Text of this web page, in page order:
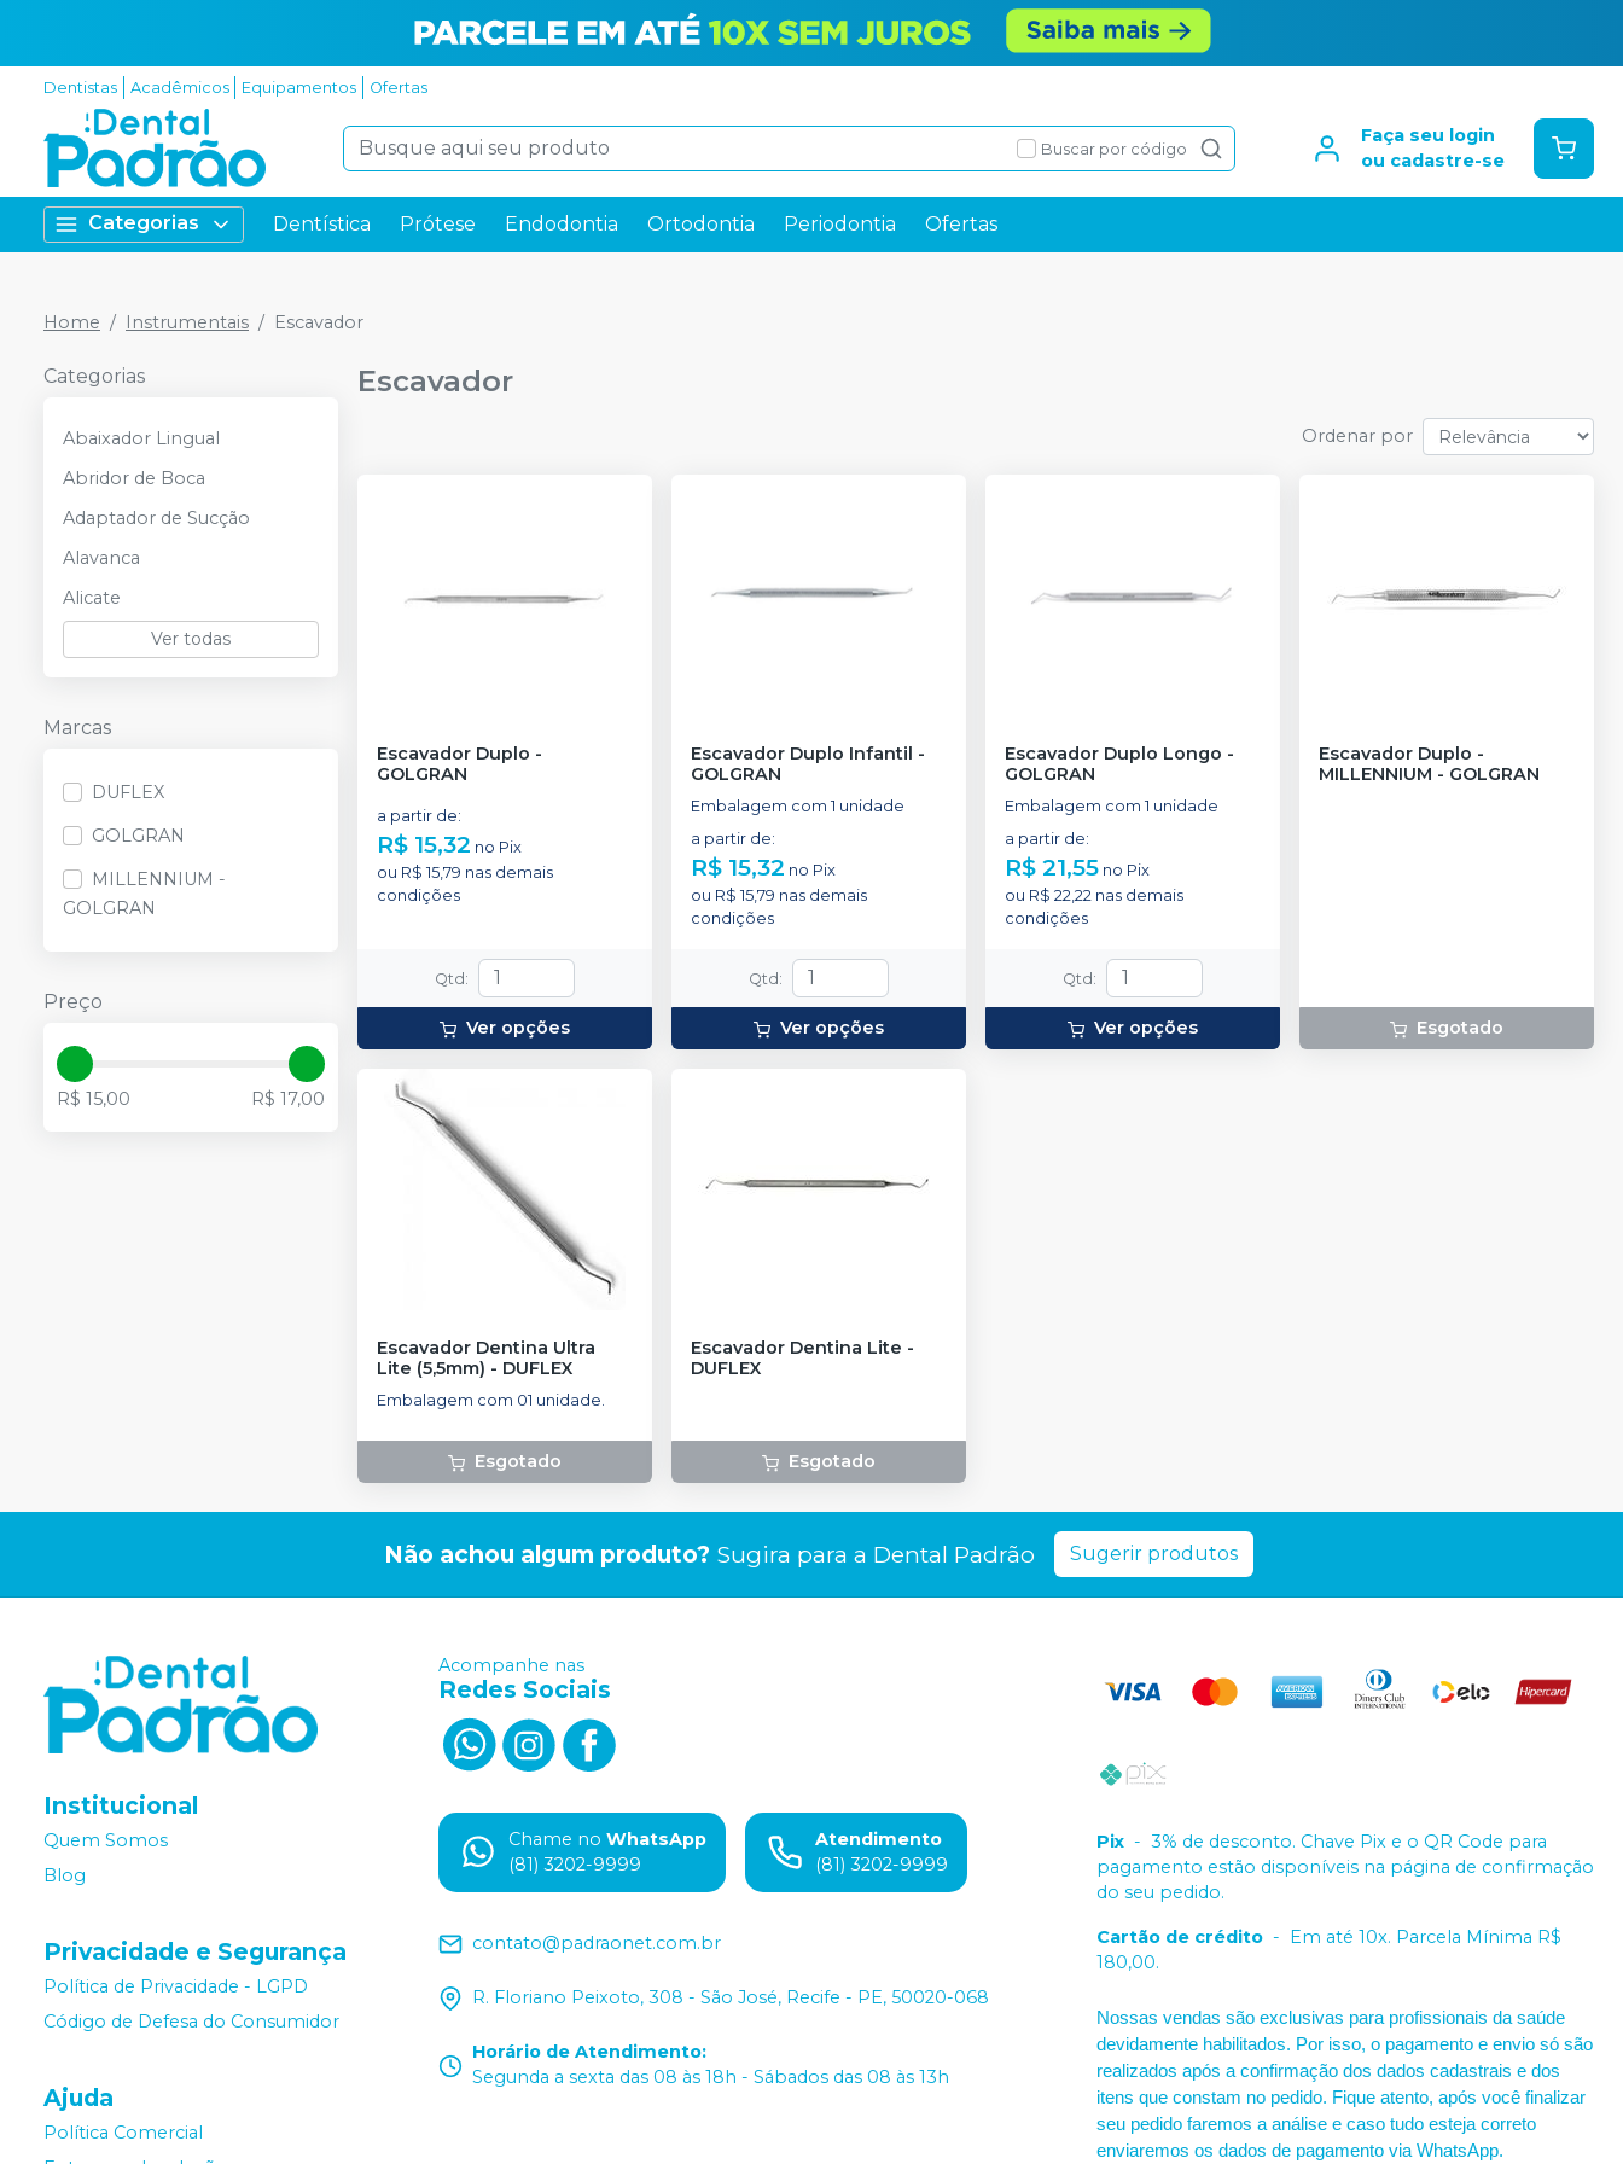
Dentistas Acadêmicos Equipamentos Ofertas
Buscar por código
Faça seu login
ou cadastre-se
Categorias Dentística Prótese Endodontia Ortodontia Periodontia Ofertas
Home Instrumentais Escavador
Categorias
Abaixador Lingual
Abridor de Boca
Adaptador de Sucção
Alavanca
Alicate
Ver todas
Marcas
DUFLEX
GOLGRAN
MILLENNIUM -
GOLGRAN
Preço
R$ 15,00 R$ 17,00
Escavador
Ordenar por
Escavador Duplo -
GOLGRAN
a partir de:
R$ 15,32 no Pix
ou R$ 15,79 nas demais
condições
Qtd:
Ver opções
Escavador Duplo Infantil -
GOLGRAN
Embalagem com 1 unidade
a partir de:
R$ 15,32 no Pix
ou R$ 15,79 nas demais
condições
Qtd:
Ver opções
Escavador Duplo Longo -
GOLGRAN
Embalagem com 1 unidade
a partir de:
R$ 21,55 no Pix
ou R$ 22,22 nas demais
condições
Qtd:
Ver opções
Escavador Duplo -
MILLENNIUM - GOLGRAN
Esgotado
Escavador Dentina Ultra
Lite (5,5mm) - DUFLEX
Embalagem com 01 unidade.
Esgotado
Escavador Dentina Lite -
DUFLEX
Esgotado
Não achou algum produto? Sugira para a Dental Padrão Sugerir produtos
Institucional
Quem Somos
Blog
Privacidade e Segurança
Política de Privacidade - LGPD
Código de Defesa do Consumidor
Ajuda
Política Comercial
Acompanhe nas
Redes Sociais
Chame no WhatsApp
(81) 3202-9999
Atendimento
(81) 3202-9999
contato@padraonet.com.br
R. Floriano Peixoto, 308 - São José, Recife - PE, 50020-068
Horário de Atendimento:
Segunda a sexta das 08 às 18h - Sábados das 08 às 13h
Pix - 3% de desconto. Chave Pix e o QR Code para
pagamento estão disponíveis na página de confirmação
do seu pedido.
Cartão de crédito -
Em até 10x. Parcela Mínima R$
180,00.
Nossas vendas são exclusivas para profissionais da saúde
devidamente habilitados. Por isso, o pagamento e envio só são
realizados após a confirmação dos dados cadastrais e dos
itens que constam no pedido. Fique atento, após você finalizar
seu pedido faremos a análise e caso tudo esteja correto
enviaremos os dados de pagamento via WhatsApp.